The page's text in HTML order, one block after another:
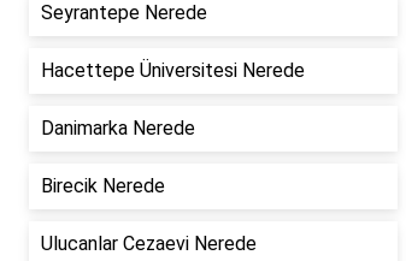
Seyrantepe Nerede
Hacettepe Üniversitesi Nerede
Danimarka Nerede
Birecik Nerede
Ulucanlar Cezaevi Nerede